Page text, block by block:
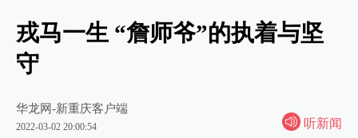
戎马一生 “詹师爷”的执着与坚
守
华龙网-新重庆客户端
2022-03-02 20:00:54 听新闻